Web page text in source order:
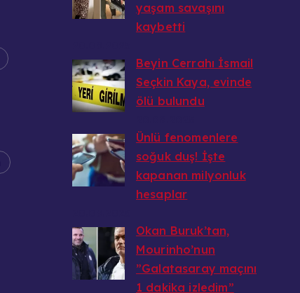
yaşam savaşını
kaybetti
Beyin Cerrahı İsmail
Seçkin Kaya, evinde
ölü bulundu
Ünlü fenomenlere
soğuk duş! İşte
kapanan milyonluk
hesaplar
Okan Buruk’tan,
Mourinho’nun
”Galatasaray maçını
1 dakika izledim”